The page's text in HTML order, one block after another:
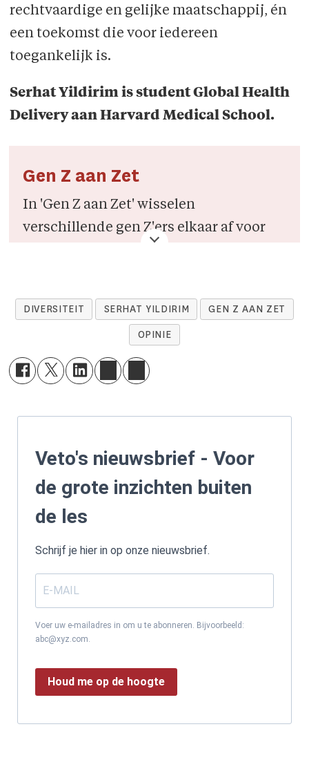
rechtvaardige en gelijke maatschappij, én
een toekomst die voor iedereen
toegankelijk is.
Serhat Yildirim is student Global Health
Delivery aan Harvard Medical School.
Gen Z aan Zet
In 'Gen Z aan Zet' wisselen
verschillende gen Z'ers elkaar af voor
DIVERSITEIT SERHAT YILDIRIM GEN Z AAN ZET
OPINIE
Veto's nieuwsbrief - Voor
de grote inzichten buiten
de les
Schrijf je hier in op onze nieuwsbrief.
Voer uw e-mailadres in om u te abonneren. Bijvoorbeeld:
abc@xyz.com.
Houd me op de hoogte